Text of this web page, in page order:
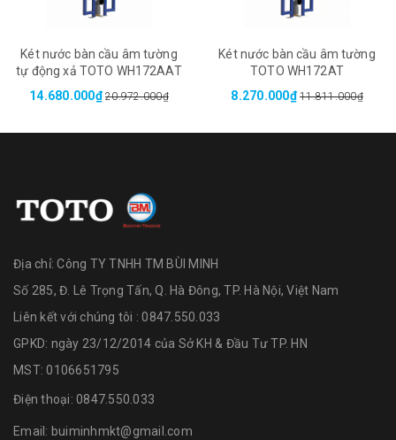
Két nước bàn cầu âm tường
tự động xả TOTO WH172AAT
14.680.000₫ 20.972.000₫
Két nước bàn cầu âm tường
TOTO WH172AT
8.270.000₫ 11.811.000₫
Địa chỉ:Công TY TNHH TM BÙI MINH
Số 285, Đ. Lê Trọng Tấn, Q. Hà Đông, TP. Hà Nội, Việt Nam
Liên kết với chúng tôi : 0847.550.033
GPKD: ngày 23/12/2014 của Sở KH & Đầu Tư TP. HN
MST: 0106651795
Điện thoại: 0847.550.033
Email: buiminhmkt@gmail.com